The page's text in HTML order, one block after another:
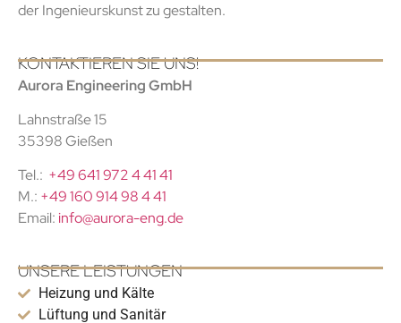
der Ingenieurskunst zu gestalten.
KONTAKTIEREN SIE UNS!
Aurora Engineering GmbH
Lahnstraße 15
35398 Gießen
Tel.: +49 641 972 4 41 41
M.: +49 160 914 98 4 41
Email: info@aurora-eng.de
UNSERE LEISTUNGEN
Heizung und Kälte
Lüftung und Sanitär